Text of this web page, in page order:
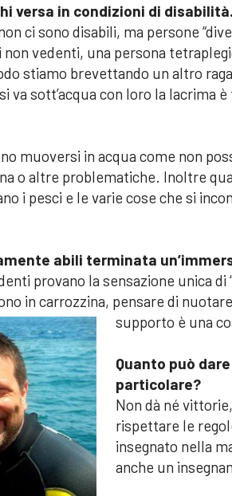
versa in condizioni di disabilità.
ci sono disabili, ma persone
vedenti, una persona
stiamo brevettando un altro
va sott’acqua con loro la lacrima
muoversi in acqua come non
o altre problematiche. Inoltre
i pesci e le varie cose che si
abili terminata
provano la sensazione unica di
in carrozzina, pensare di
supporto è una
Quanto può
particolare?
Non dà né
rispettare le
insegnato nella
anche un